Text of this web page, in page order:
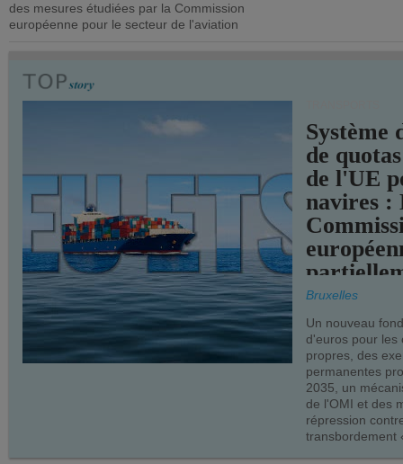
des mesures étudiées par la Commission
européenne pour le secteur de l'aviation
Système
de
de l'UE
navires :
Bruxelles
Un nouveau
d'euros pour les
propres, des
permanentes
2035, un
de l'OMI et des
répression
transbordement